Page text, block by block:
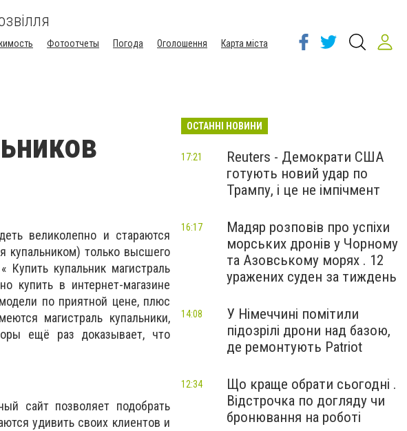
Фотоотчеты Погода Оголошення
Карта міста
великолепно и стараются
купальником) только высшего
купальник магистраль
купить в интернет-магазине
по приятной цене, плюс
магистраль купальники,
ещё раз доказывает, что
сайт позволяет подобрать
удивить своих клиентов и
ОСТАННІ НОВИНИ
Reuters - Демократи США
готують новий удар по
Трампу, і це не імпічмент
17:21
Мадяр розповів про успіхи
морських дронів у Чорному
та Азовському морях . 12
уражених суден за тиждень
16:17
У Німеччині помітили
підозрілі дрони над базою,
де ремонтують Patriot
14:08
Що краще обрати сьогодні .
Відстрочка по догляду чи
бронювання на роботі
12:34